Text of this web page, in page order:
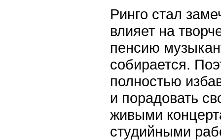
Ринго стал
влияет на
пенсию
собирается.
полностью
и порадовать
живыми
студийными